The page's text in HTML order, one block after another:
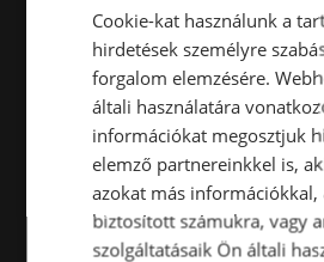
Cookie-kat használunk a
hirdetések személyre
forgalom elemzésére.
általi használatára
információkat megosztjuk
elemző partnereinkkel is,
azokat más információkkal,
biztosított számukra, vagy
szolgáltatásaik Ön általi